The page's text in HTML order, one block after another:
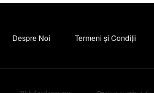
Despre Noi Termeni și Condiții